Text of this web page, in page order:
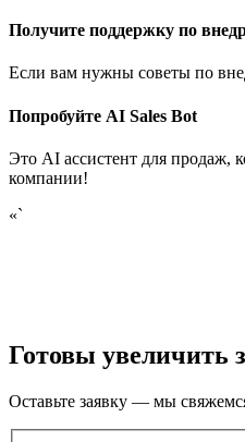
Получите поддержку по
Если вам нужны советы по
Попробуйте AI Sales Bot
Это AI ассистент для продаж,
компании!
«`
Готовы увеличить
Оставьте заявку — мы